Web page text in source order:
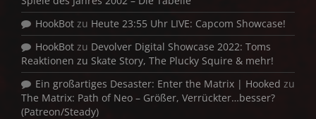
HookBot zu Heute 23:55 Uhr LIVE: Capcom Showcase!
HookBot zu Devolver Digital Showcase 2022: Toms
Reaktionen zu Skate Story, The Plucky Squire & mehr!
Ein großartiges Desaster: Enter the Matrix | Hooked zu
The Matrix: Path of Neo – Größer, Verrückter…besser?
(Patreon/Steady)